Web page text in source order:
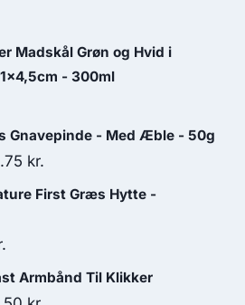
Madskål Grøn og Hvid i
- 300ml
Gnavepinde - Med Æble - 50g
kr..
kr.
aktuelle
58.75 kr..
First Græs Hytte -
aktuelle
pris
Armbånd Til Klikker